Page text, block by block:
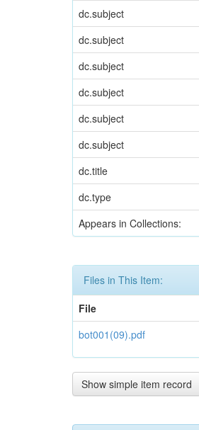
dc.subject
dc.subject
dc.subject
dc.subject
dc.subject
dc.subject
dc.title
dc.type
Appears in Collections:
Files in This Item:
File
bot001(09).pdf
Show simple item record